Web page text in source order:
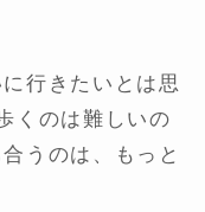
行きたいとは思
くのは難しいの
うのは、もっと